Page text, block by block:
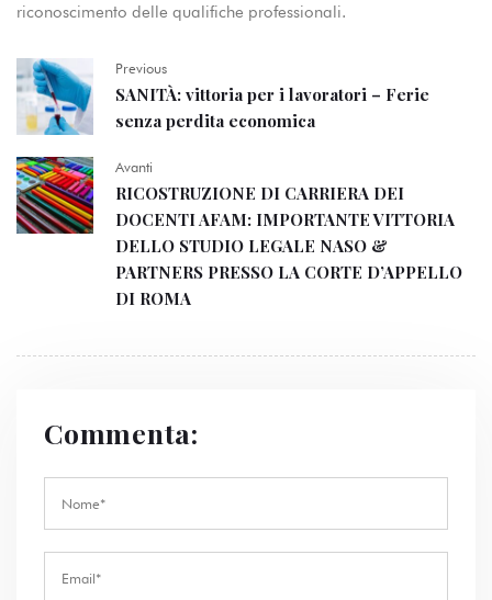
riconoscimento delle qualifiche professionali.
Previous
SANITÀ: vittoria per i lavoratori – Ferie
senza perdita economica
Avanti
RICOSTRUZIONE DI CARRIERA DEI
DOCENTI AFAM: IMPORTANTE VITTORIA
DELLO STUDIO LEGALE NASO &
PARTNERS PRESSO LA CORTE D’APPELLO
DI ROMA
Commenta: